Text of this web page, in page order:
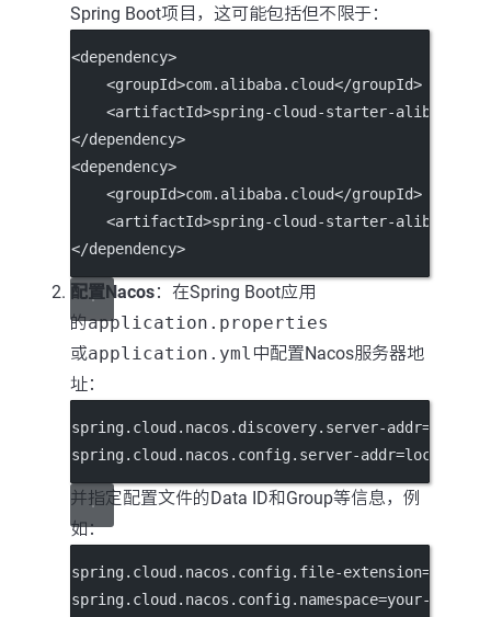
Spring Boot项目，这可能包括但不限于：
<dependency>
    <
groupId>com.alibaba.cloud</groupId>
    <
artifactId>spring-cloud-starter-alibaba-
</dependency>
<dependency>
    <
groupId>com.alibaba.cloud</groupId>
    <
artifactId>spring-cloud-starter-alibaba-
</dependency>
配置Nacos：在Spring Boot应用
的application.properties
或application.yml 中配置Nacos服务器地
址：
spring.cloud.nacos.discovery.server-addr
spring.cloud.nacos.config.server-addr
并指定配置文件的Data ID和Group等信息，例
如：
spring.cloud.nacos.config.file-extension=yml
spring.cloud.nacos.config.namespace=your-